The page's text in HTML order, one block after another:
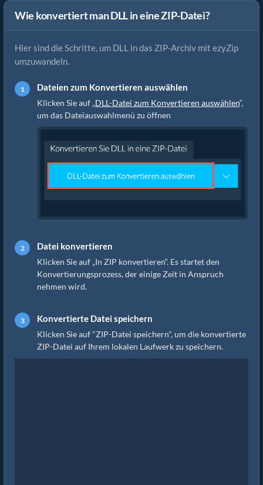
Wie konvertiert man DLL in eine ZIP-Datei?
Hier sind die Schritte, um DLL in das ZIP-Archiv mit ezyZip
umzuwandeln.
Dateien zum Konvertieren auswählen
Klicken Sie auf „DLL-Datei zum Konvertieren auswählen“,
um das Dateiauswahlmenü zu öffnen
Datei konvertieren
Klicken Sie auf „In ZIP konvertieren“. Es startet den
Konvertierungsprozess, der einige Zeit in Anspruch
nehmen wird.
Konvertierte Datei speichern
Klicken Sie auf "ZIP-Datei speichern", um die konvertierte
ZIP-Datei auf Ihrem lokalen Laufwerk zu speichern.